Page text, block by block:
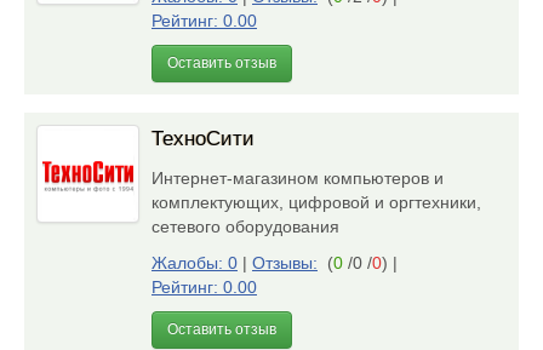
Рейтинг: 0.00
Оставить отзыв
ТехноСити
Интернет-магазином компьютеров и
комплектующих, цифровой и оргтехники,
сетевого оборудования
Жалобы: 0 | Отзывы: (0 /0 /0) |
Рейтинг: 0.00
Оставить отзыв